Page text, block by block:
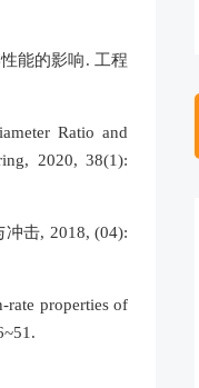
能的影响. 工程
Ratio and
2020, 38(1):
击, 2018, (04):
rate properties of